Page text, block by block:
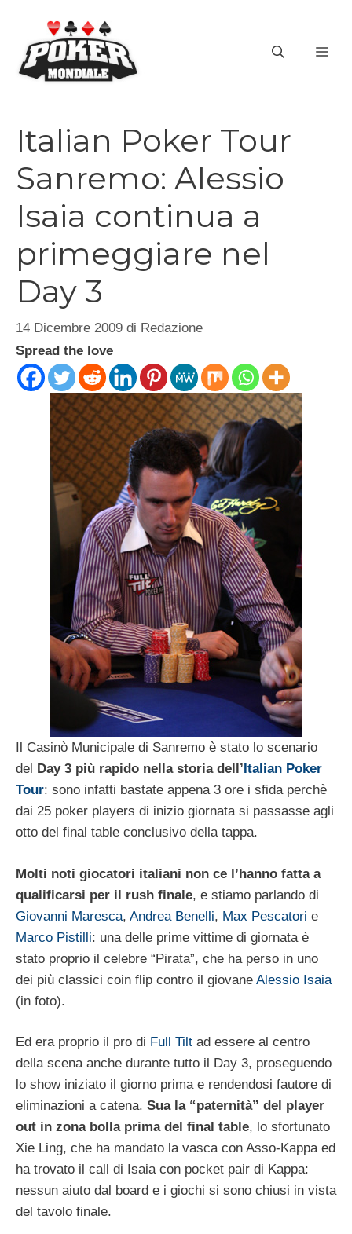
contenuto
Italian Poker Tour
Sanremo: Alessio
Isaia continua a
primeggiare nel
Day 3
14 Dicembre 2009 di Redazione
Spread the love
Il Casinò Municipale di Sanremo è stato lo scenario
del Day 3 più rapido nella storia dell’Italian Poker
Tour: sono infatti bastate appena 3 ore i sfida perchè
dai 25 poker players di inizio giornata si passasse agli
otto del final table conclusivo della tappa.
Molti noti giocatori italiani non ce l’hanno fatta a
qualificarsi per il rush finale, e stiamo parlando di
Giovanni Maresca, Andrea Benelli, Max Pescatori e
Marco Pistilli: una delle prime vittime di giornata è
stato proprio il celebre “Pirata”, che ha perso in uno
dei più classici coin flip contro il giovane Alessio Isaia
(in foto).
Ed era proprio il pro di Full Tilt ad essere al centro
della scena anche durante tutto il Day 3, proseguendo
lo show iniziato il giorno prima e rendendosi fautore di
eliminazioni a catena. Sua la “paternità” del player
out in zona bolla prima del final table, lo sfortunato
Xie Ling, che ha mandato la vasca con Asso-Kappa ed
ha trovato il call di Isaia con pocket pair di Kappa:
nessun aiuto dal board e i giochi si sono chiusi in vista
del tavolo finale.